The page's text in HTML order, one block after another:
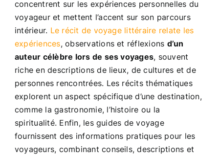
concentrent sur les expériences personnelles du
voyageur et mettent l’accent sur son parcours
intérieur. Le récit de voyage littéraire relate les
expériences, observations et réflexions d’un
auteur célèbre lors de ses voyages, souvent
riche en descriptions de lieux, de cultures et de
personnes rencontrées. Les récits thématiques
explorent un aspect spécifique d’une destination,
comme la gastronomie, l’histoire ou la
spiritualité. Enfin, les guides de voyage
fournissent des informations pratiques pour les
voyageurs, combinant conseils, descriptions et